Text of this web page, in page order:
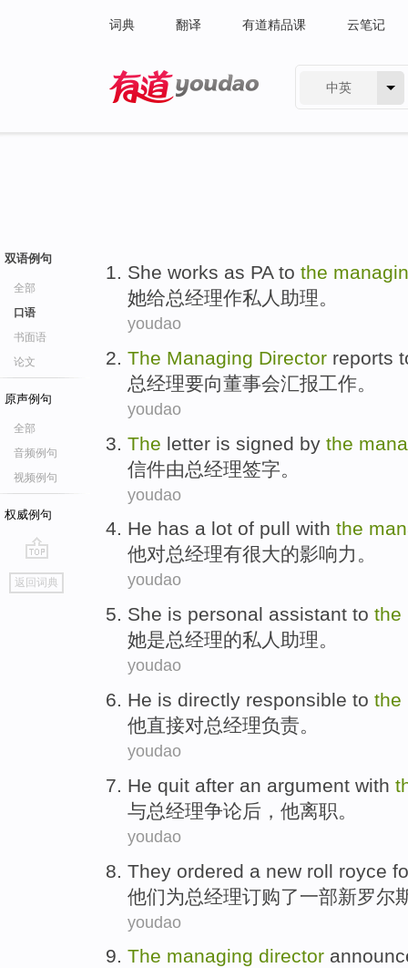
词典 翻译 有道精品课 云笔记
中英
双语例句
全部
口语
书面语
论文
原声例句
全部
音频例句
视频例句
权威例句
go
top
返回词典
She works as PA to the
她给总经理作私人助理。
youdao
The Managing Director reports
总经理要向董事会汇报工作。
youdao
The letter is signed by the
信件由总经理签字 。
youdao
He has a lot of pull with the
他对总经理有很大的影响力 。
youdao
She is personal assistant to the
她是总经理的私人 助理。
youdao
He is directly responsible to the
他直接对总经理负责。
youdao
He quit after an argument with
与总经理争论后 ， 他离职。
youdao
They ordered a new roll royce
他们为总经理订购了一部新罗尔
youdao
The managing director